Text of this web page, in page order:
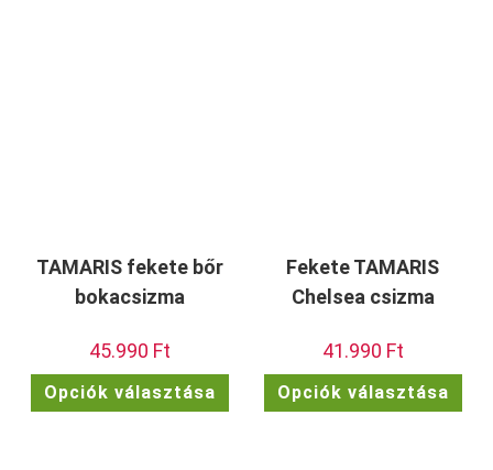
TAMARIS fekete bőr
bokacsizma
45.990 Ft
Opciók választása
terméknek
Fekete TAMARIS
Chelsea csizma
41.990 Ft
Opciók választása